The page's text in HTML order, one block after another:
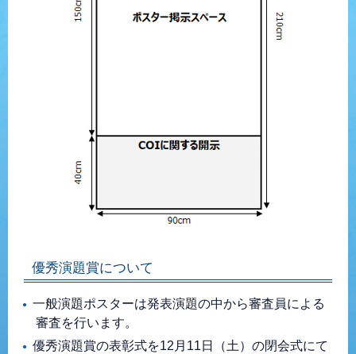
優秀演題賞について
一般演題ポスターは発表演題の中から審査員による
審査を行います。
優秀演題賞の表彰式を12月11日（土）の閉会式にて